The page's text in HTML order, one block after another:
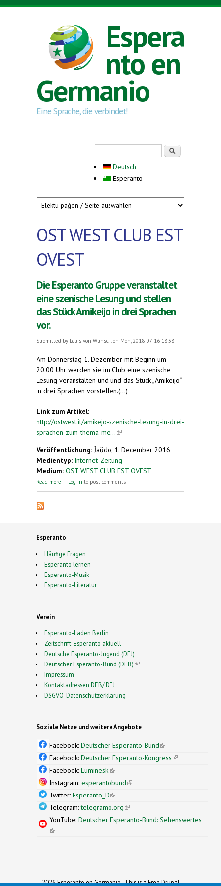
Skip to main content
Espera
nto en
Germanio
Eine Sprache, die verbindet!
Deutsch
Esperanto
OST WEST CLUB EST
OVEST
Die Esperanto Gruppe veranstaltet
eine szenische Lesung und stellen
das Stück Amikeijo in drei Sprachen
vor.
Submitted by Louis von Wunsc... on Mon, 2018-07-16 18:38
Am Donnerstag 1. Dezember mit Beginn um
20.00 Uhr werden sie im Club eine szenische
Lesung veranstalten und und das Stück „Amikeijo“
in drei Sprachen vorstellen.(...)
Link zum Artikel:
http://ostwest.it/amikejo-szenische-lesung-in-drei-
sprachen-zum-thema-me...(link is external)
Veröffentlichung: Ĵaŭdo, 1. December 2016
Medientyp: Internet-Zeitung
Medium: OST WEST CLUB EST OVEST
Read more about Die Esperanto Gruppe veranstaltet eine
Log in to post comments
Esperanto
Häufige Fragen
Esperanto lernen
Esperanto-Musik
Esperanto-Literatur
Verein
Esperanto-Laden Berlin
Zeitschrift: Esperanto aktuell
Deutsche Esperanto-Jugend (DEJ)
Deutscher Esperanto-Bund (DEB)(link is external)
Impressum
Kontaktadressen DEB/ DEJ
DSGVO-Datenschutzerklärung
Soziale Netze und weitere Angebote
Facebook: Deutscher Esperanto-Bund(link is
external)
Facebook: Deutscher Esperanto-Kongress(link is
Facebook: Luminesk'(link is external)
Instagram: esperantobund(link is external)
Twitter: Esperanto_D(link is external)
Telegram:telegramo.org(link is external)
YouTube: Deutscher Esperanto-Bund: Sehenswertes
(link is external)
2026 Esperanto en Germanio- This is a Free Drupal